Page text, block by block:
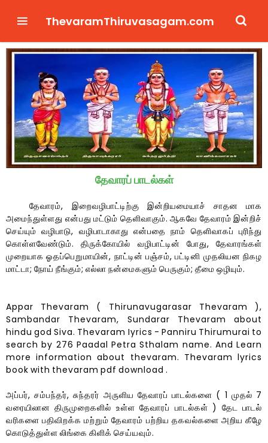
ThevaramThiruvasagam.com
தேவாரப் பாடல்கள்
தேவாரம், இறைவழிபாட்டிற்கு இன்றியமையாச் சாதன மாக
அமைந்துள்ளது என்பது மட்டும் தெளிவாகும். ஆகவே தேவாரம் இன்றிச்
செய்யும் வழிபாடு, வழிபாடாகாது என்பதை நாம் தெளிவாகப் புரிந்து
கொள்ளவேண்டும். திருக்கோயில் வழிபாட்டின் போது, தேவாரங்கள்
முறையாக ஓதப்பெறுமாயின், நாட்டின் பஞ்சம், பட்டினி முதலியன நிகழ
மாட்டா; நோய் நீங்கும்; எல்லா நன்மைகளும் பெருகும்; தீமை ஒழியும்.
Appar Thevaram ( Thirunavugarasar Thevaram ),
Sambandar Thevaram, Sundarar Thevaram about
hindu god Siva. Thevaram Iyrics - Panniru Thirumurai to
search by 276 Paadal Petra Sthalam name. And Learn
more information about thevaram. Thevaram lyrics
book with thevaram pdf download .
அப்பர், சம்பந்தர், சுந்தரர் அருளிய தேவாரப் பாடல்களை ( 1 முதல் 7
வரையிலான திருமுறைகளில் உள்ள தேவாரப் பாடல்கள் ) தேட பாடல்
வரிகளை பதிவிறக்க மற்றும் தேவாரம் பற்றிய தகவல்களை அறிய கீழே
கொடுத்துள்ள லிங்கை கிளிக் செய்யவும்.